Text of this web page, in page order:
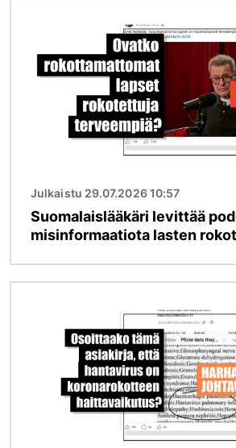
Julkaistu 29.07.2026 10:57
Suomalaislääkäri levittää
misinformaatiota lasten